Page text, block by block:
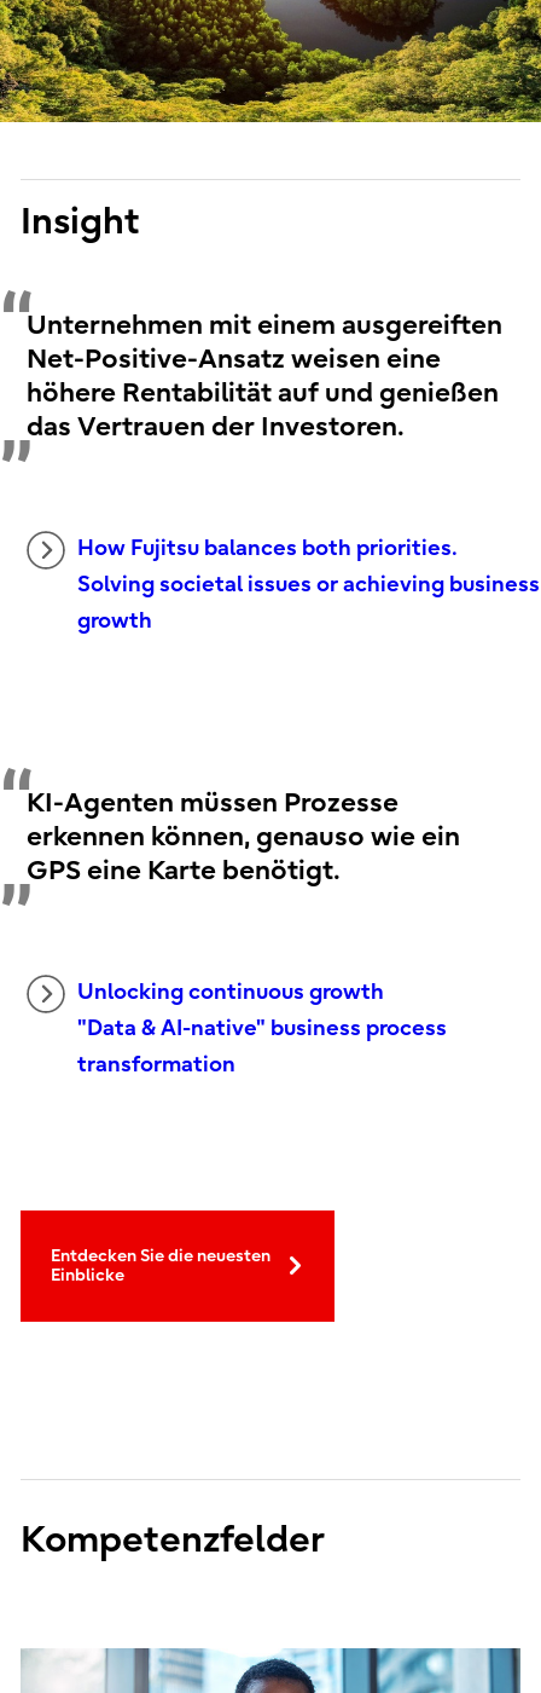
Insight
Unternehmen mit einem ausgereiften
Net-Positive-Ansatz weisen eine
höhere Rentabilität auf und genießen
das Vertrauen der Investoren.
How Fujitsu balances both priorities.
Solving societal issues or achieving business
growth
KI-Agenten müssen Prozesse
erkennen können, genauso wie ein
GPS eine Karte benötigt.
Unlocking continuous growth
"Data & AI-native" business process
transformation
Entdecken Sie die neuesten
Einblicke
Kompetenzfelder